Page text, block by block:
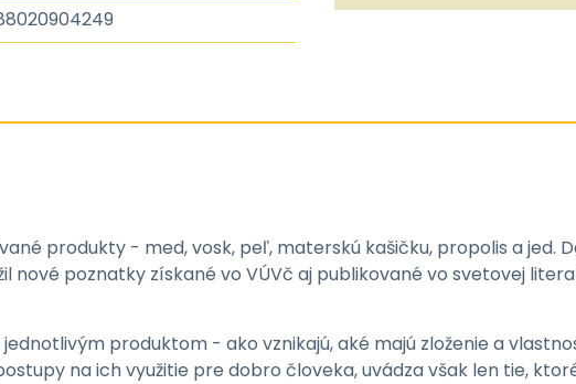
produkty - med, vosk, peľ, materskú kašičku, propolis a jed.
nové poznatky získané vo VÚVč aj publikované vo svetovej
produktom - ako vznikajú, aké majú zloženie a
na ich využitie pre dobro človeka, uvádza však len tie,